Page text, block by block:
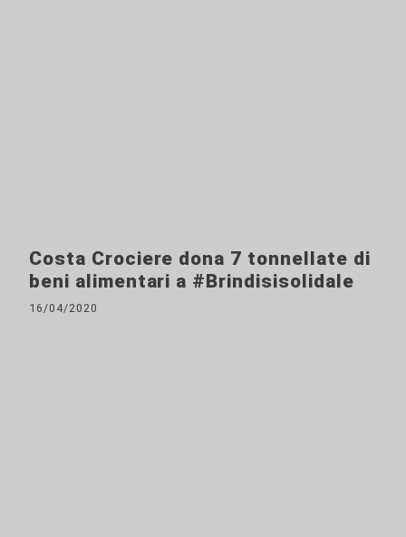
Costa Crociere dona 7 tonnellate di
beni alimentari a #Brindisisolidale
16/04/2020